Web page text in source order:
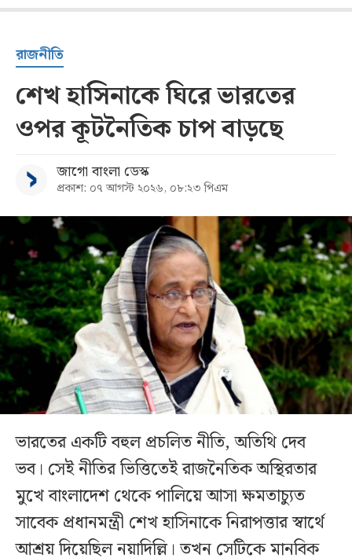
রাজনীতি
শেখ হাসিনাকে ঘিরে ভারতের
ওপর কূটনৈতিক চাপ বাড়ছে
জাগো বাংলা ডেস্ক
প্রকাশ: ০৭ আগস্ট ২০২৬, ০৮:২৩ পিএম
ভারতের একটি বহুল প্রচলিত নীতি, অতিথি দেব
ভব। সেই নীতির ভিত্তিতেই রাজনৈতিক অস্থিরতার
মুখে বাংলাদেশ থেকে পালিয়ে আসা ক্ষমতাচ্যুত
সাবেক প্রধানমন্ত্রী শেখ হাসিনাকে নিরাপত্তার স্বার্থে
আশ্রয় দিয়েছিল নয়াদিল্লি। তখন সেটিকে মানবিক